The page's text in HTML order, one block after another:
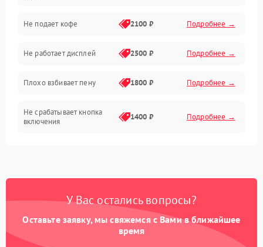
Не подает кофе 2100 ₽ Подробнее →
Не работает дисплей 2500 ₽ Подробнее →
Плохо взбивает пену 1800 ₽ Подробнее →
Не срабатывает кнопка
включения
1400 ₽ Подробнее →
Постоянные сбои в работе 1500 ₽ Подробнее →
У Вас остались вопросы?
Оставьте заявку, мы свяжемся с Вами в ближайшее
время